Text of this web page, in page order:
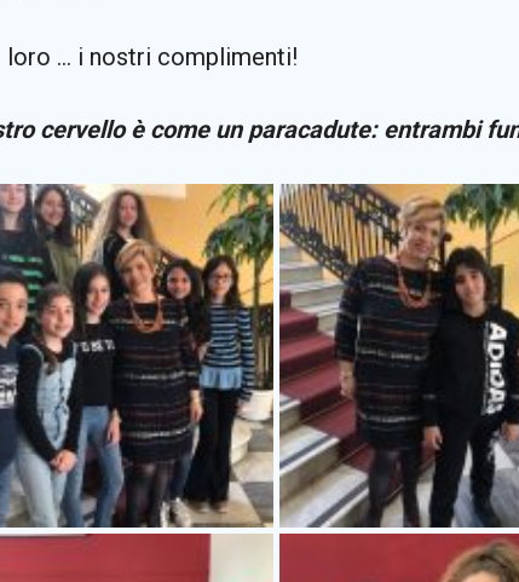
loro … i nostri complimenti!
cervello è come un paracadute: entrambi